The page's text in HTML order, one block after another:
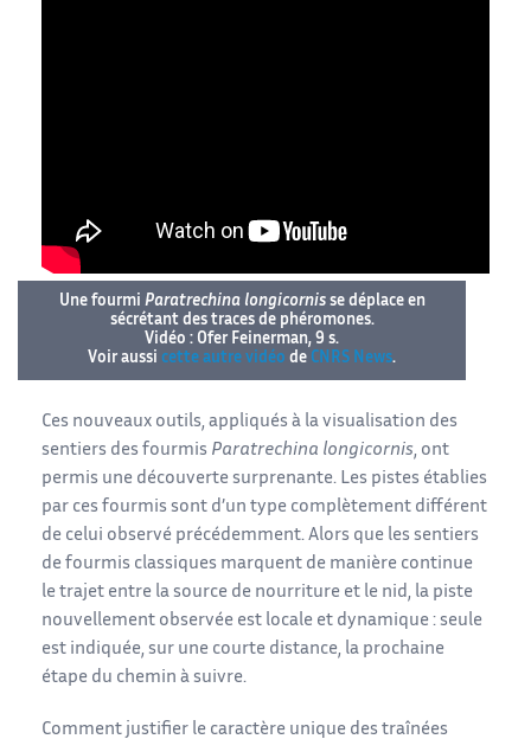
Une fourmi Paratrechina longicornisse déplace en
sécrétant des traces de phéromones.
Vidéo : Ofer Feinerman, 9 s.
Voir aussi cette autre vidéo de CNRS News.
Ces nouveaux outils, appliqués à la visualisation des
sentiers des fourmis Paratrechina longicornis, ont
permis une découverte surprenante. Les pistes établies
par ces fourmis sont d’un type complètement différent
de celui observé précédemment. Alors que les sentiers
de fourmis classiques marquent de manière continue
le trajet entre la source de nourriture et le nid, la piste
nouvellement observée est locale et dynamique : seule
est indiquée, sur une courte distance, la prochaine
étape du chemin à suivre.
Comment justifier le caractère unique des traînées